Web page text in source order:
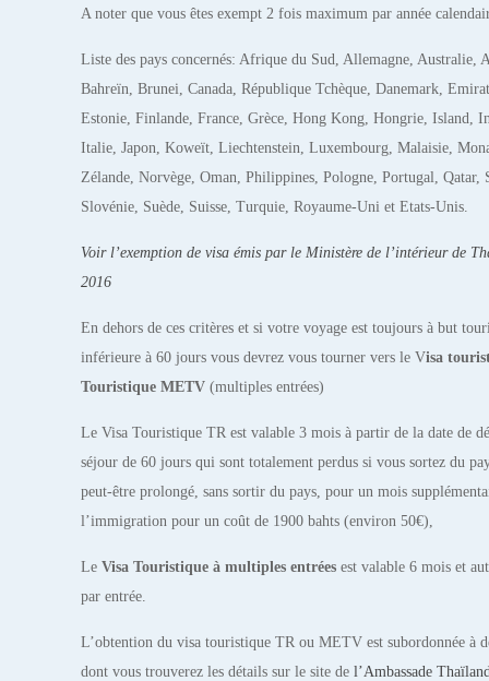
A noter que vous êtes exempt 2 fois maximum par année
Liste des pays concernés: Afrique du Sud, Allemagne, Australie,
Bahreïn, Brunei, Canada, République Tchèque, Danemark,
Estonie, Finlande, France, Grèce, Hong Kong, Hongrie, Island,
Italie, Japon, Koweït, Liechtenstein, Luxembourg, Malaisie,
Zélande, Norvège, Oman, Philippines, Pologne, Portugal, Qatar,
Slovénie, Suède, Suisse, Turquie, Royaume-Uni et Etats-Unis.
Voir l’exemption de visa émis par le Ministère de l’intérieur de
2016
En dehors de ces critères et si votre voyage est toujours à but
inférieure à 60 jours vous devrez vous tourner vers le Visa
Touristique METV (multiples entrées)
Le Visa Touristique TR est valable 3 mois à partir de la date de
séjour de 60 jours qui sont totalement perdus si vous sortez du
peut-être prolongé, sans sortir du pays, pour un mois
l’immigration pour un coût de 1900 bahts (environ 50€),
Le Visa Touristique à multiples entrées est valable 6 mois et
par entrée.
L’obtention du visa touristique TR ou METV est subordonnée à
dont vous trouverez les détails sur le site de l’Ambassade